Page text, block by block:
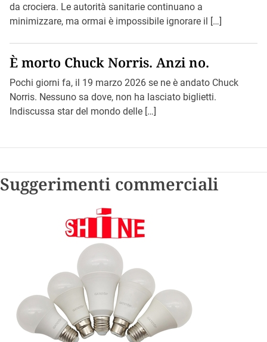
da crociera. Le autorità sanitarie continuano a
minimizzare, ma ormai è impossibile ignorare il […]
È morto Chuck Norris. Anzi no.
Pochi giorni fa, il 19 marzo 2026 se ne è andato Chuck
Norris. Nessuno sa dove, non ha lasciato biglietti.
Indiscussa star del mondo delle […]
Suggerimenti commerciali